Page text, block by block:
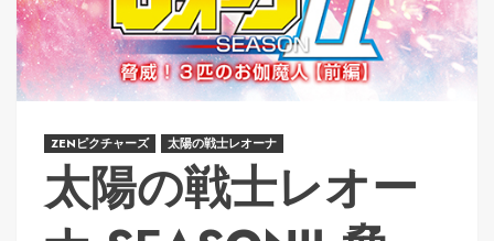
ZENピクチャーズ 太陽の戦士レオーナ
太陽の戦士レオー